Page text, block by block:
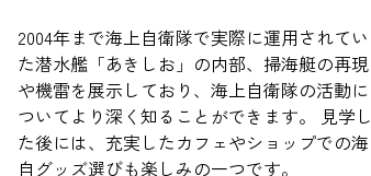
2004年まで海上自衛隊で実際に運用されてい
た潜水艦「あきしお」の内部、掃海艇の再現
や機雷を展示しており、海上自衛隊の活動に
ついてより深く知ることができます。 見学し
た後には、充実したカフェやショップでの海
自グッズ選びも楽しみの一つです。